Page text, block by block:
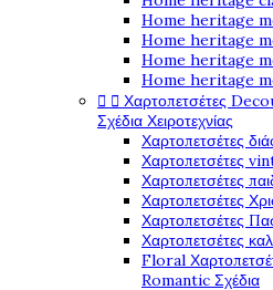
Home heritage
Home heritage
Home heritage
Home heritage
  Χαρτοπετσέτες
Σχέδια Χειροτεχνίας
Χαρτοπετσέτες
Χαρτοπετσέτες
Χαρτοπετσέτες
Χαρτοπετσέτες
Χαρτοπετσέτες
Χαρτοπετσέτες
Floral
Romantic Σχέδια